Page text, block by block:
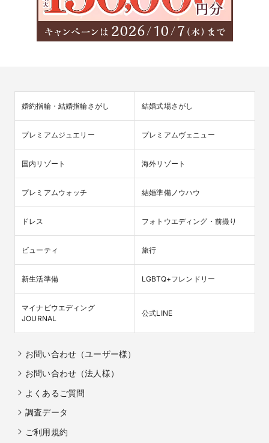
婚約指輪・結婚指輪さがし 結婚式場さがし
プレミアムジュエリー プレミアムヴェニュー
国内リゾート 海外リゾート
プレミアムウォッチ 結婚準備ノウハウ
ドレス フォトウエディング・前撮り
ビューティ 旅行
新生活準備 LGBTQ+フレンドリー
マイナビウエディング
JOURNAL
公式LINE
お問い合わせ（ユーザー様）
お問い合わせ（法人様）
よくあるご質問
調査データ
ご利用規約